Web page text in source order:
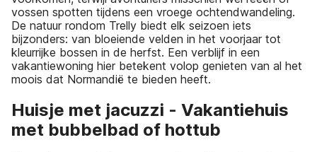
vossen spotten tijdens een vroege ochtendwandeling.
De natuur rondom Trelly biedt elk seizoen iets
bijzonders: van bloeiende velden in het voorjaar tot
kleurrijke bossen in de herfst. Een verblijf in een
vakantiewoning hier betekent volop genieten van al het
moois dat Normandië te bieden heeft.
Huisje met jacuzzi - Vakantiehuis
met bubbelbad of hottub